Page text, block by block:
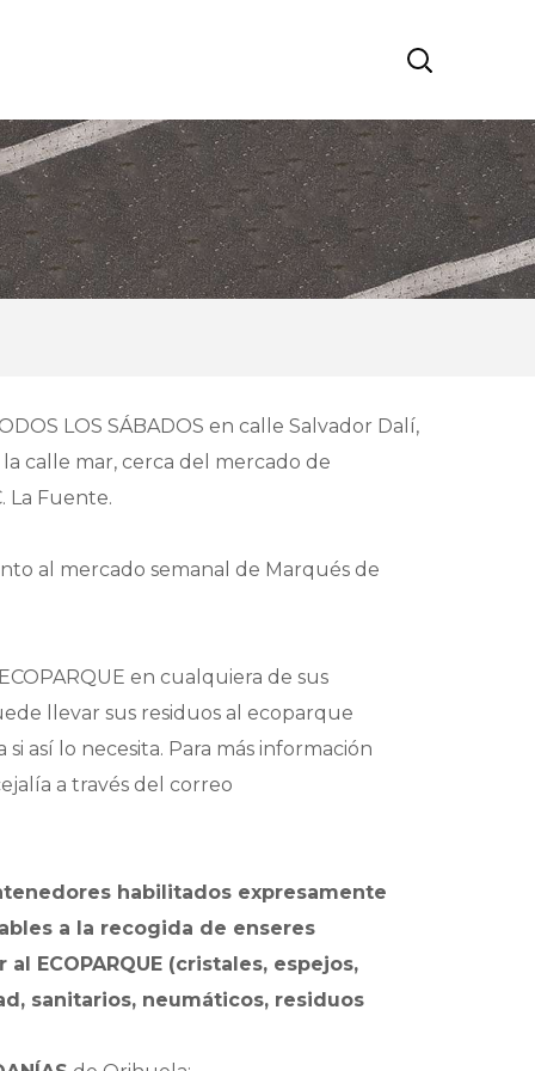
LOS SÁBADOS en calle Salvador Dalí,
calle mar, cerca del mercado de
La Fuente.
al mercado semanal de Marqués de
en cualquiera de sus
llevar sus residuos al ecoparque
así lo necesita. Para más información
a través del correo
habilitados expresamente
a la recogida de enseres
ECOPARQUE (cristales, espejos,
sanitarios, neumáticos, residuos